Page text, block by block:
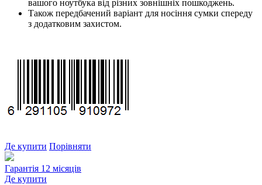
вашого ноутбука від різних зовнішніх пошкоджень.
Також передбачений варіант для носіння сумки спереду
з додатковим захистом.
Де купити Порівняти
Гарантія 12 місяців
Де купити